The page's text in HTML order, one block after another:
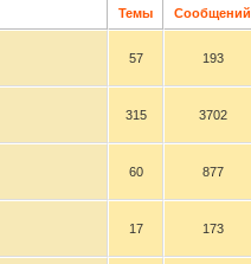
Темы Сообщений
57 193
315 3702
60 877
17 173